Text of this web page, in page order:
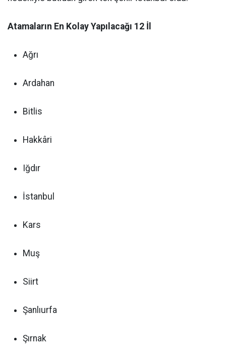
Atamaların En Kolay Yapılacağı 12 İl
Ağrı
Ardahan
Bitlis
Hakkâri
Iğdır
İstanbul
Kars
Muş
Siirt
Şanlıurfa
Şırnak